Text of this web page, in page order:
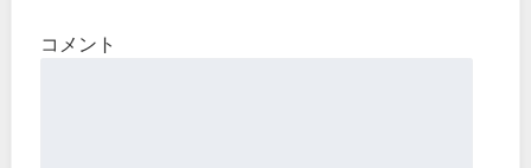
コメント